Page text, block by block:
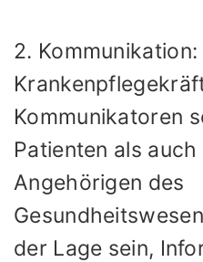
2. Kommunikation:
Kommunikatoren
Patienten als
Angehörigen des
der Lage sein,